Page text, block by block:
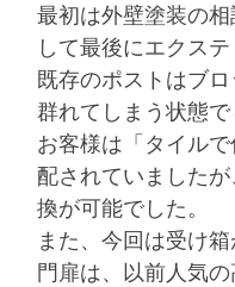
最初は外壁塗装の
して最後にエクス
既存のポストはブ
群れてしまう状態
お客様は「タイル
配されていました
換が可能でした。
また、今回は受け
門扉は、以前人気